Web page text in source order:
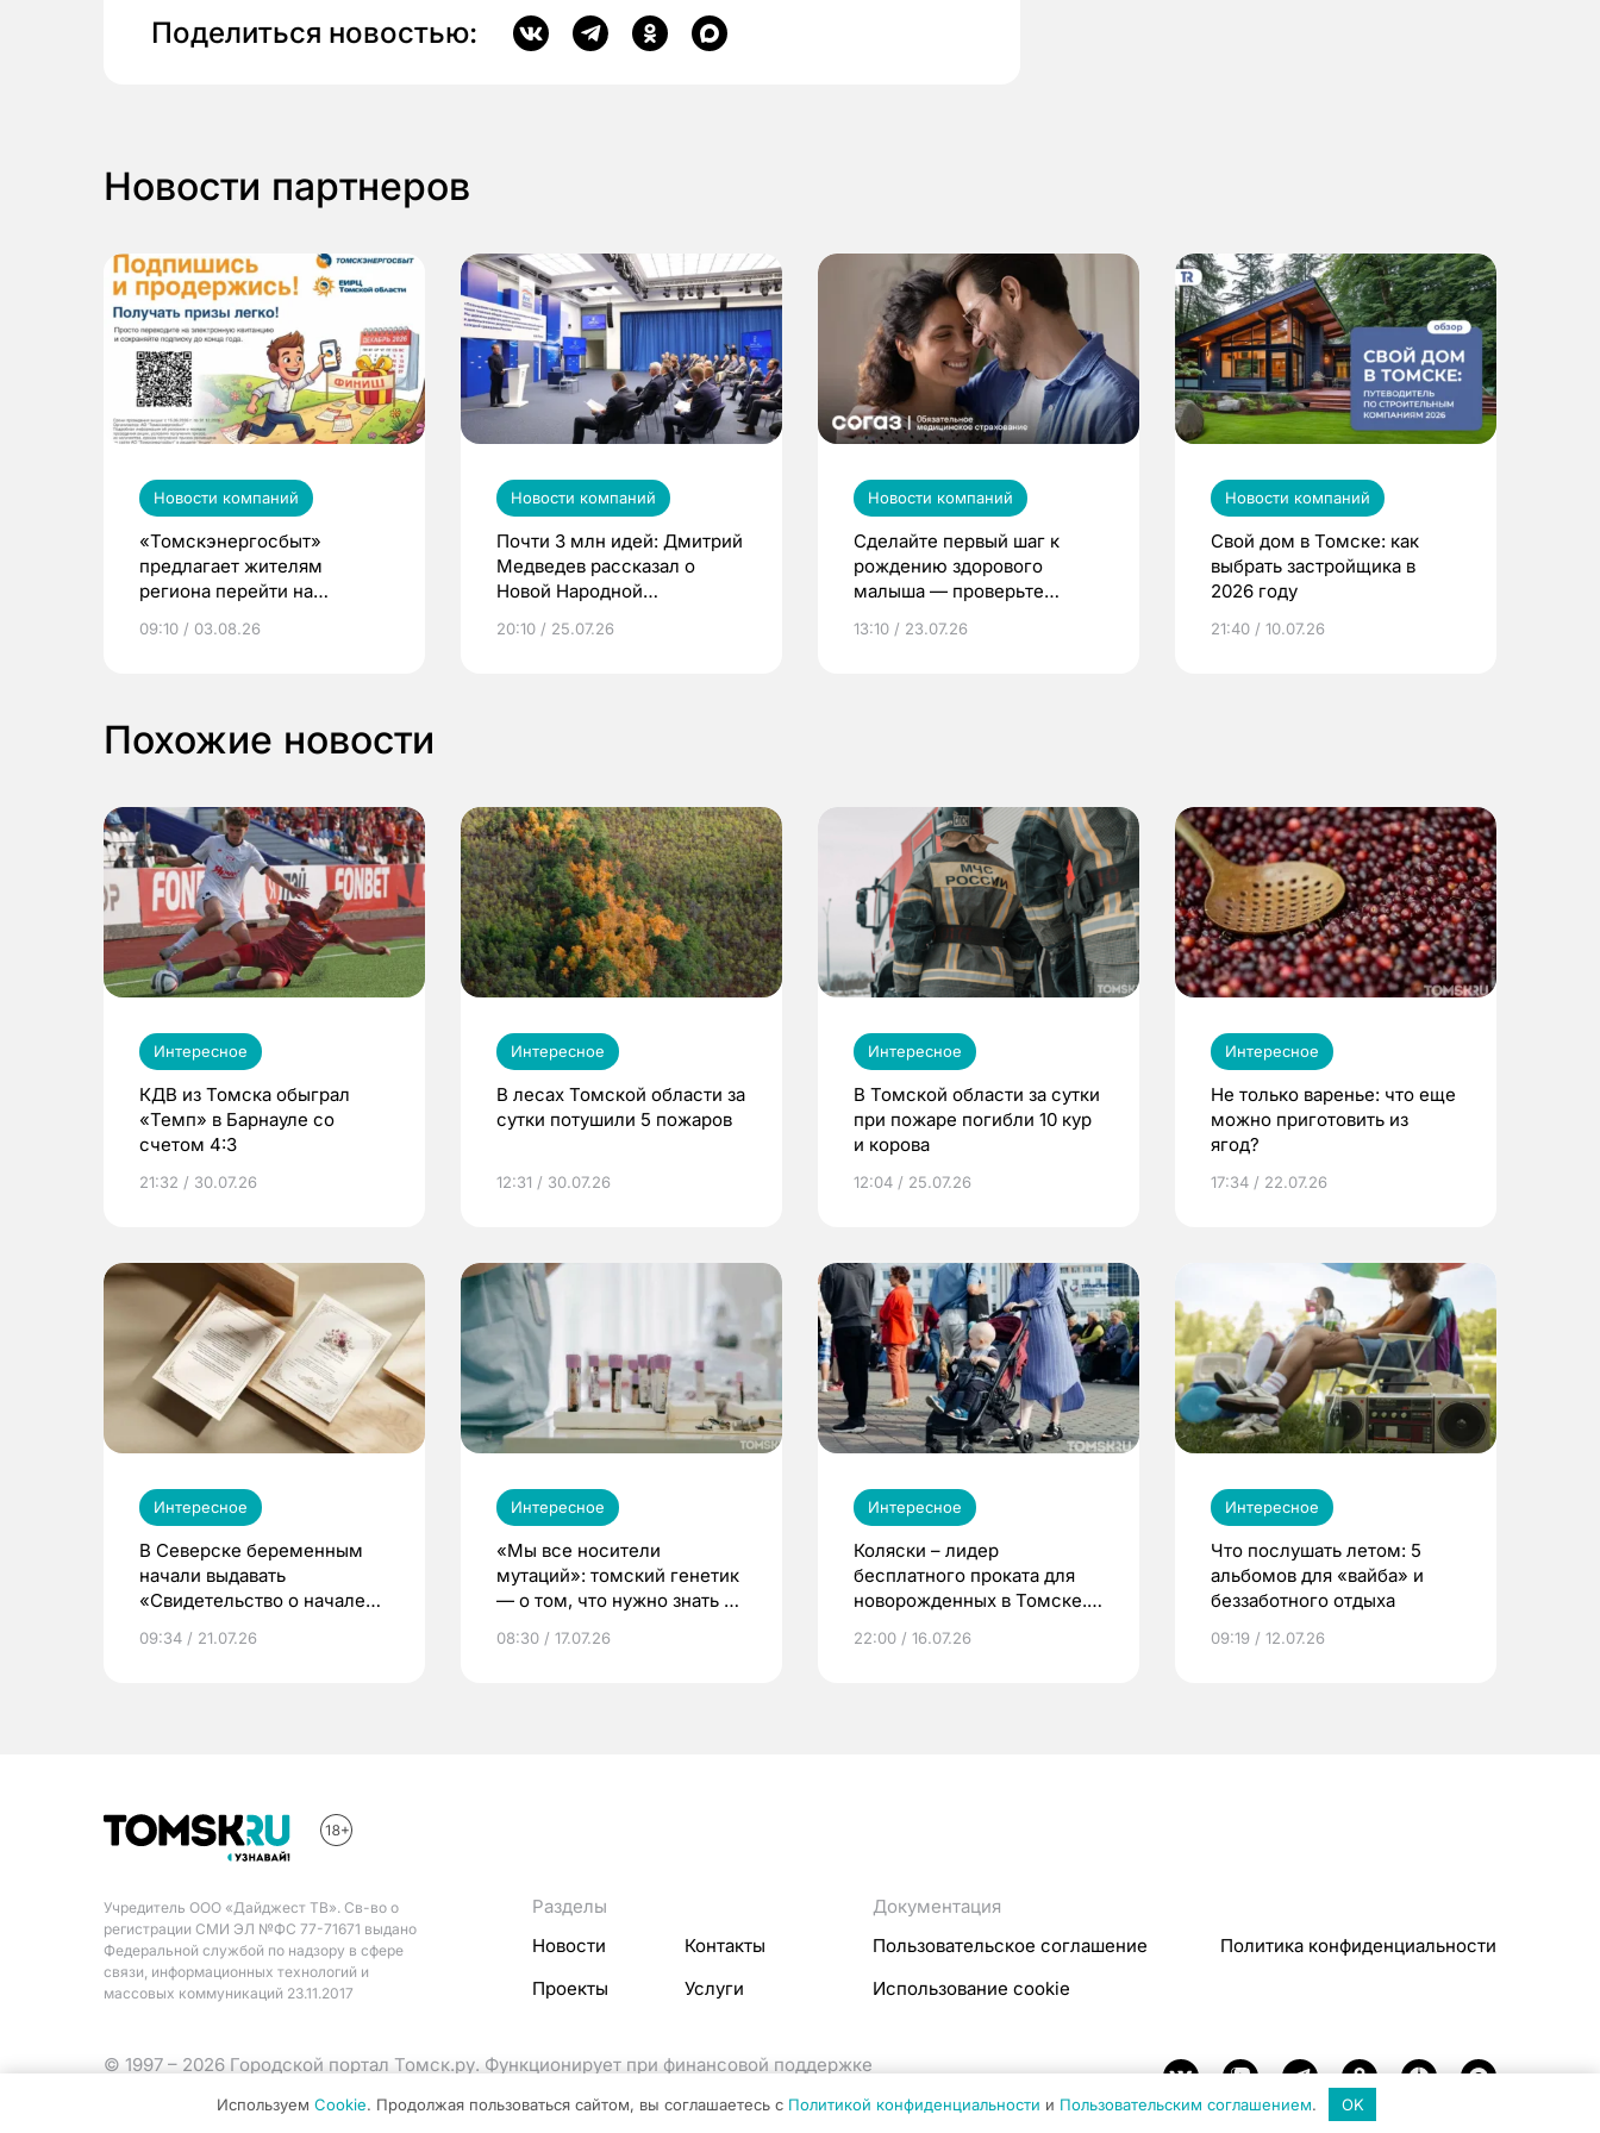
Поделиться новостью:
Новости партнеров
Новости компаний
«Томскэнергосбыт»
предлагает жителям
региона перейти на
выиграть призы
09:10 / 03.08.26
Новости компаний
Почти 3 млн идей: Дмитрий
Медведев рассказал о
Новой Народной
20:10 / 25.07.26
Новости компаний
Сделайте первый шаг к
рождению здорового
малыша — проверьте
по ОМС!
13:10 / 23.07.26
Новости компаний
Свой дом в Томске: как
выбрать застройщика в
2026 году
21:40 / 10.07.26
Похожие новости
Интересное
КДВ из Томска обыграл
«Темп» в Барнауле со
счетом 4:3
21:32 / 30.07.26
Интересное
В лесах Томской области за
сутки потушили 5 пожаров
12:31 / 30.07.26
Интересное
В Томской области за сутки
при пожаре погибли 10 кур
и корова
12:04 / 25.07.26
Интересное
Не только варенье: что еще
можно приготовить из
ягод?
17:34 / 22.07.26
Интересное
В Северске беременным
начали выдавать
«Свидетельство о начале
09:34 / 21.07.26
Интересное
«Мы все носители
мутаций»: томский генетик
— о том, что нужно знать до
08:30 / 17.07.26
Интересное
Коляски – лидер
бесплатного проката для
новорожденных в Томске.
22:00 / 16.07.26
Интересное
Что послушать летом: 5
альбомов для «вайба» и
беззаботного отдыха
09:19 / 12.07.26
Учредитель ООО «Дайджест ТВ». Св-во о
регистрации СМИ ЭЛ №ФС 77-71671 выдано
Федеральной службой по надзору в сфере
связи, информационных технологий и
массовых коммуникаций 23.11.2017
Разделы
Новости
Контакты
Проекты
Услуги
Документация
Пользовательское соглашение
Политика конфиденциальности
Использование cookie
© 1997 – 2026 Городской портал Томск.ру. Функционирует при финансовой поддержке
Используем Cookie. Продолжая пользоваться сайтом, вы соглашаетесь с Политикой конфиденциальности и Пользовательским соглашением. OK